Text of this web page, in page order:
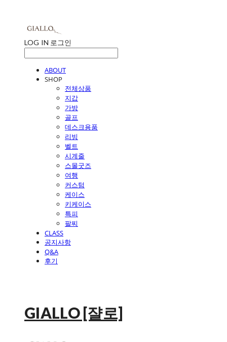
LOG IN 로그인
ABOUT
SHOP
전체상품
지갑
가방
골프
데스크용품
리빙
벨트
시계줄
스몰굿즈
여행
커스텀
케이스
키케이스
특피
팔찌
CLASS
공지사항
Q&A
후기
GIALLO [쟐로]